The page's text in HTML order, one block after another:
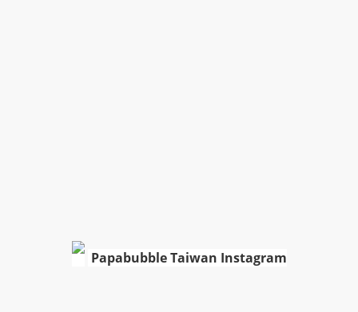
Papabubble Taiwan Instagram